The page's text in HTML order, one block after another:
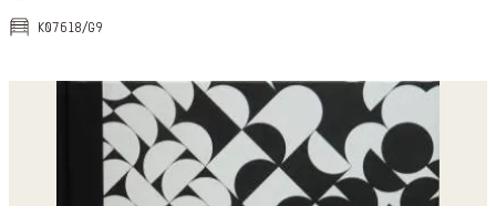
k07618/g9